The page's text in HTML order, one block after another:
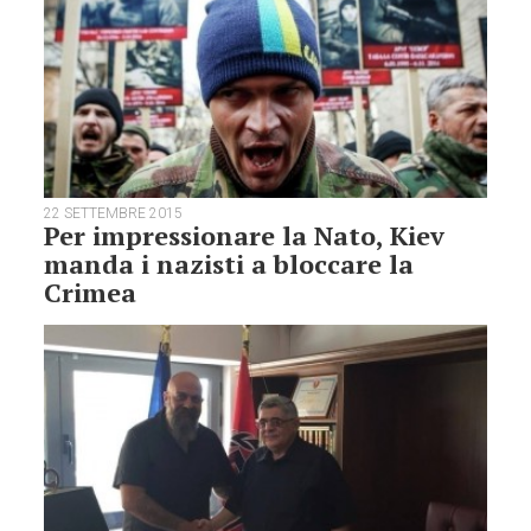
22 SETTEMBRE 2015
Per impressionare la Nato, Kiev
manda i nazisti a bloccare la
Crimea